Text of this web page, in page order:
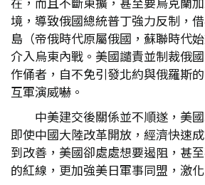
境，導致俄國總統普丁強力反制，
島（帝俄時代原屬俄國，蘇聯時代
介入烏東內戰。美國譴責並制裁俄
作俑者，自不免引發北約與俄羅斯
互軍演威嚇。
中美建交後關係並不順遂，美
即使中國大陸改革開放，經濟快速
到改善，美國卻處處想要遏阻，甚
的紅線，更加強美日軍事同盟，激